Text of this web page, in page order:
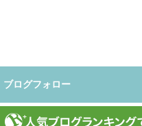
ブログフォロー